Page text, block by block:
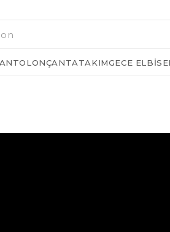
ÇANTATAKIMGECE